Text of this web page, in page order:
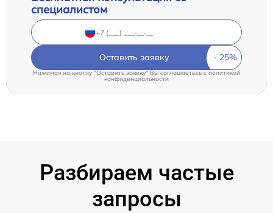
специалистом
Оставить заявку
Нажимая на кнопку "Оставить заявку" Вы соглашаетесь cполитикой
конфиденциальности
Разбираем частые
запросы